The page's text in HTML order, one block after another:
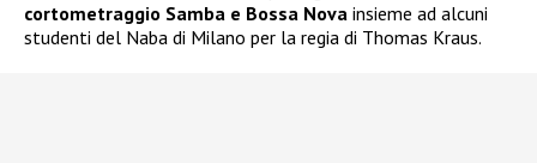
cortometraggio Samba e Bossa Nova insieme ad alcuni
studenti del Naba di Milano per la regia di Thomas Kraus.